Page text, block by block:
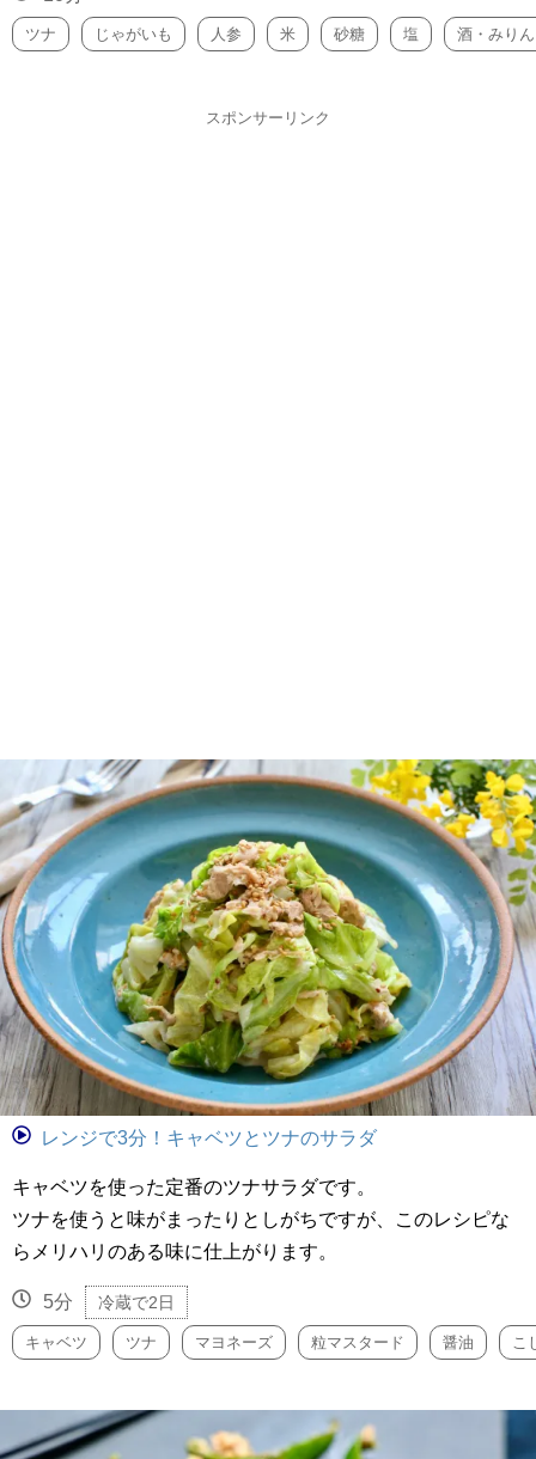
ツナ じゃがいも 人参 米 砂糖 塩 酒・みり
スポンサーリンク
レンジで3分！キャベツとツナのサラダ
キャベツを使った定番のツナサラダです。
ツナを使うと味がまったりとしがちですが、このレシピな
らメリハリのある味に仕上がります。
5分 冷蔵で2日
キャベツ ツナ マヨネーズ 粒マスタード 醤油 こ